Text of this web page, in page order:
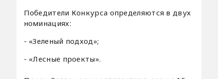
Победители Конкурса определяются в двух
номинациях:
- «Зеленый подход»;
- «Лесные проекты».